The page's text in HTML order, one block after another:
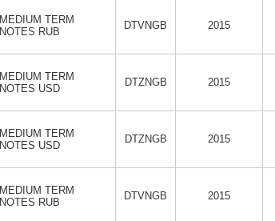
MEDIUM TERM
NOTES RUB
DTVNGB 2015
MEDIUM TERM
NOTES USD
DTZNGB 2015
MEDIUM TERM
NOTES USD
DTZNGB 2015
MEDIUM TERM
NOTES RUB
DTVNGB 2015